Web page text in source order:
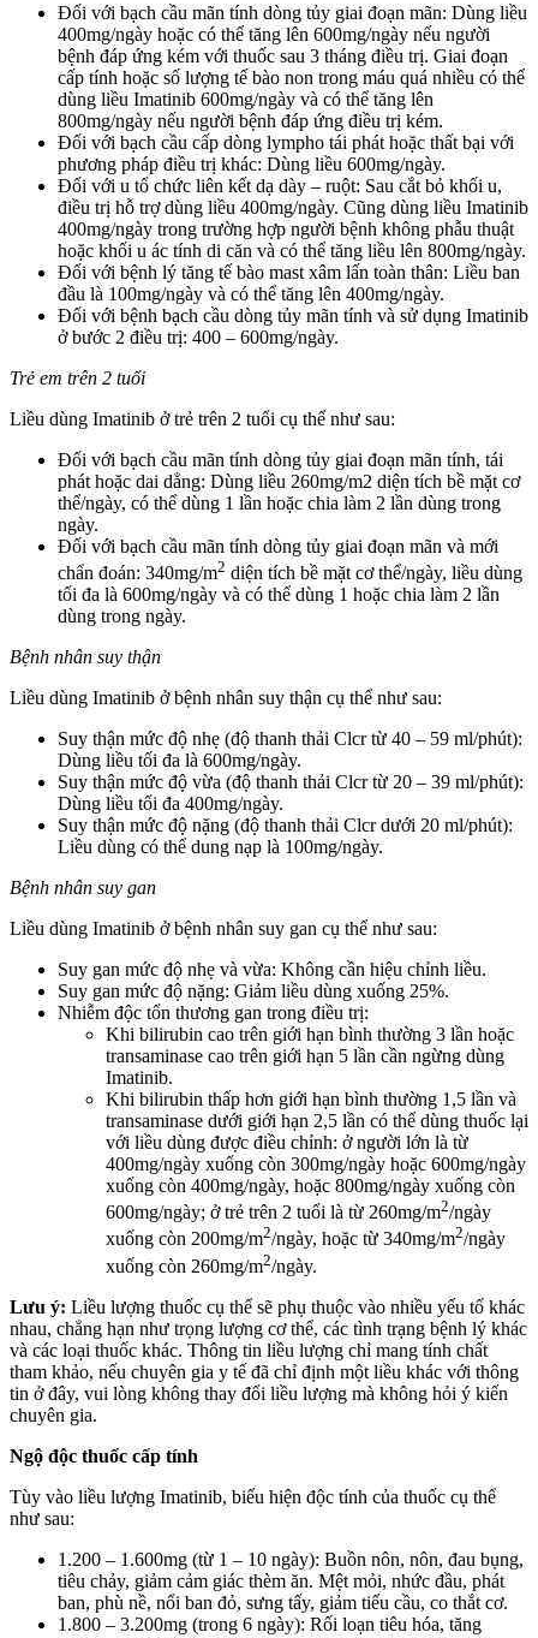
Đối với bạch cầu mãn tính dòng tủy giai đoạn mãn: Dùng liều
400mg/ngày hoặc có thể tăng lên 600mg/ngày nếu người
bệnh đáp ứng kém với thuốc sau 3 tháng điều trị. Giai đoạn
cấp tính hoặc số lượng tế bào non trong máu quá nhiều có thể
dùng liều Imatinib 600mg/ngày và có thể tăng lên
800mg/ngày nếu người bệnh đáp ứng điều trị kém.
Đối với bạch cầu cấp dòng lympho tái phát hoặc thất bại với
phương pháp điều trị khác: Dùng liều 600mg/ngày.
Đối với u tổ chức liên kết dạ dày – ruột: Sau cắt bỏ khối u,
điều trị hỗ trợ dùng liều 400mg/ngày. Cũng dùng liều Imatinib
400mg/ngày trong trường hợp người bệnh không phẫu thuật
hoặc khối u ác tính di căn và có thể tăng liều lên 800mg/ngày.
Đối với bệnh lý tăng tế bào mast xâm lấn toàn thân: Liều ban
đầu là 100mg/ngày và có thể tăng lên 400mg/ngày.
Đối với bệnh bạch cầu dòng tủy mãn tính và sử dụng Imatinib
ở bước 2 điều trị: 400 – 600mg/ngày.
Trẻ em trên 2 tuổi
Liều dùng Imatinib ở trẻ trên 2 tuổi cụ thể như sau:
Đối với bạch cầu mãn tính dòng tủy giai đoạn mãn tính, tái
phát hoặc dai dẳng: Dùng liều 260mg/m2 diện tích bề mặt cơ
thể/ngày, có thể dùng 1 lần hoặc chia làm 2 lần dùng trong
ngày.
Đối với bạch cầu mãn tính dòng tủy giai đoạn mãn và mới
chẩn đoán: 340mg/m2 diện tích bề mặt cơ thể/ngày, liều dùng
tối đa là 600mg/ngày và có thể dùng 1 hoặc chia làm 2 lần
dùng trong ngày.
Bệnh nhân suy thận
Liều dùng Imatinib ở bệnh nhân suy thận cụ thể như sau:
Suy thận mức độ nhẹ (độ thanh thải Clcr từ 40 – 59 ml/phút):
Dùng liều tối đa là 600mg/ngày.
Suy thận mức độ vừa (độ thanh thải Clcr từ 20 – 39 ml/phút):
Dùng liều tối đa 400mg/ngày.
Suy thận mức độ nặng (độ thanh thải Clcr dưới 20 ml/phút):
Liều dùng có thể dung nạp là 100mg/ngày.
Bệnh nhân suy gan
Liều dùng Imatinib ở bệnh nhân suy gan cụ thể như sau:
Suy gan mức độ nhẹ và vừa: Không cần hiệu chỉnh liều.
Suy gan mức độ nặng: Giảm liều dùng xuống 25%.
Nhiễm độc tổn thương gan trong điều trị:
Khi bilirubin cao trên giới hạn bình thường 3 lần hoặc
transaminase cao trên giới hạn 5 lần cần ngừng dùng
Imatinib.
Khi bilirubin thấp hơn giới hạn bình thường 1,5 lần và
transaminase dưới giới hạn 2,5 lần có thể dùng thuốc lại
với liều dùng được điều chỉnh: ở người lớn là từ
400mg/ngày xuống còn 300mg/ngày hoặc 600mg/ngày
xuống còn 400mg/ngày, hoặc 800mg/ngày xuống còn
600mg/ngày; ở trẻ trên 2 tuổi là từ 260mg/m2/ngày
xuống còn 200mg/m2/ngày, hoặc từ 340mg/m2/ngày
xuống còn 260mg/m2/ngày.
Lưu ý: Liều lượng thuốc cụ thể sẽ phụ thuộc vào nhiều yếu tố khác
nhau, chẳng hạn như trọng lượng cơ thể, các tình trạng bệnh lý khác
và các loại thuốc khác. Thông tin liều lượng chỉ mang tính chất
tham khảo, nếu chuyên gia y tế đã chỉ định một liều khác với thông
tin ở đây, vui lòng không thay đổi liều lượng mà không hỏi ý kiến
chuyên gia.
Ngộ độc thuốc cấp tính
Tùy vào liều lượng Imatinib, biểu hiện độc tính của thuốc cụ thể
như sau:
1.200 – 1.600mg (từ 1 – 10 ngày): Buồn nôn, nôn, đau bụng,
tiêu chảy, giảm cảm giác thèm ăn. Mệt mỏi, nhức đầu, phát
ban, phù nề, nổi ban đỏ, sưng tấy, giảm tiểu cầu, co thắt cơ.
1.800 – 3.200mg (trong 6 ngày): Rối loạn tiêu hóa, tăng